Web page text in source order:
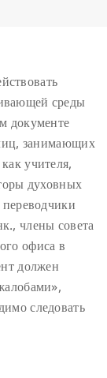
среды
документе
занимающих
учителя,
духовных
члены совета
офиса в
должен
следовать